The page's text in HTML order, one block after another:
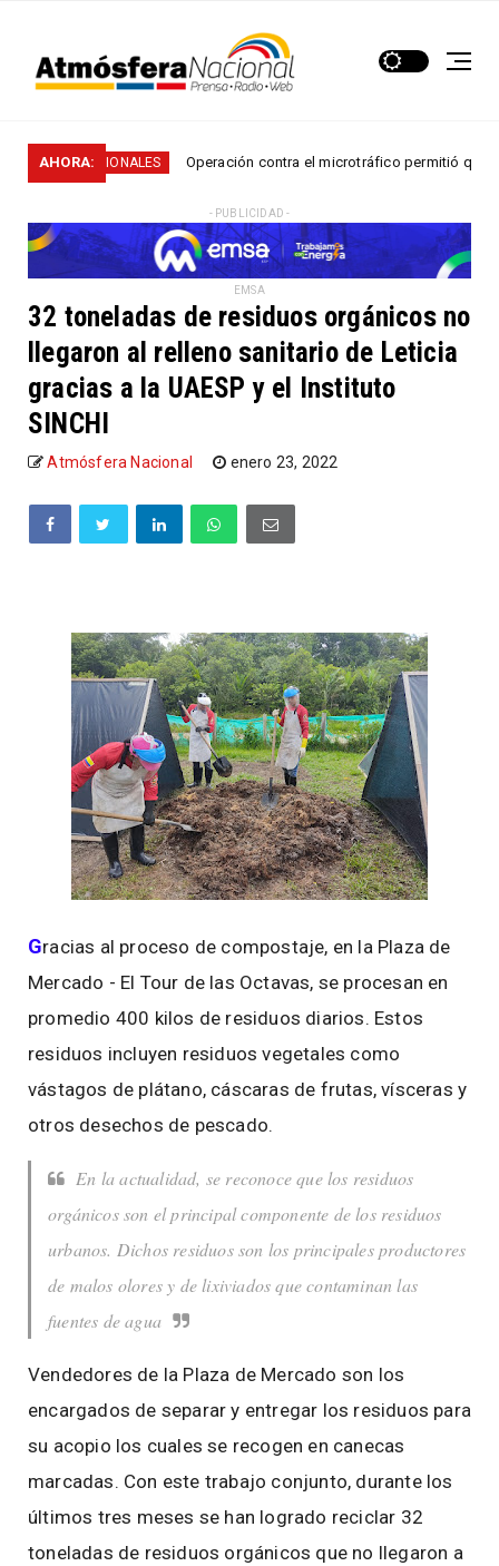
AHORA:
NACIONALES Operación contra el microtráfico permitió que la Policía
- PUBLICIDAD -
EMSA
32 toneladas de residuos orgánicos no
llegaron al relleno sanitario de Leticia
gracias a la UAESP y el Instituto
SINCHI
Atmósfera Nacional enero 23, 2022
Gracias al proceso de compostaje, en la Plaza de
Mercado - El Tour de las Octavas, se procesan en
promedio 400 kilos de residuos diarios. Estos
residuos incluyen residuos vegetales como
vástagos de plátano, cáscaras de frutas, vísceras y
otros desechos de pescado.
En la actualidad, se reconoce que los residuos
orgánicos son el principal componente de los residuos
urbanos. Dichos residuos son los principales productores
de malos olores y de lixiviados que contaminan las
fuentes de agua
Vendedores de la Plaza de Mercado son los
encargados de separar y entregar los residuos para
su acopio los cuales se recogen en canecas
marcadas. Con este trabajo conjunto, durante los
últimos tres meses se han logrado reciclar 32
toneladas de residuos orgánicos que no llegaron a